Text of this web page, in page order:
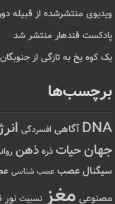
ویدیوی منتشرشده از قبیله
پادکست قندهار منتشر شد
یک کوه یخ به تازگی از
برچسب‌ها
DNA آگاهی افسردگی
جهانحیات ذره ذهن
سیگنال عصب عصب شناسی
مصنوعی مغز نسبیت نور